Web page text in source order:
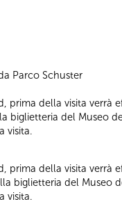
Parco Schuster
prima della visita
biglietteria del
visita.
prima della visita
biglietteria del
visita.